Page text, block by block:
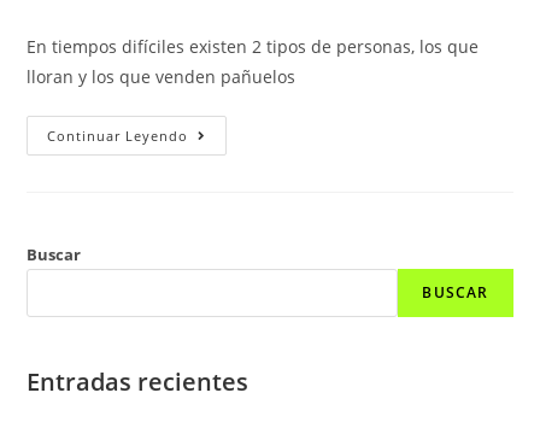
En tiempos difíciles existen 2 tipos de personas, los que
lloran y los que venden pañuelos
Continuar Leyendo
Buscar
BUSCAR
Entradas recientes